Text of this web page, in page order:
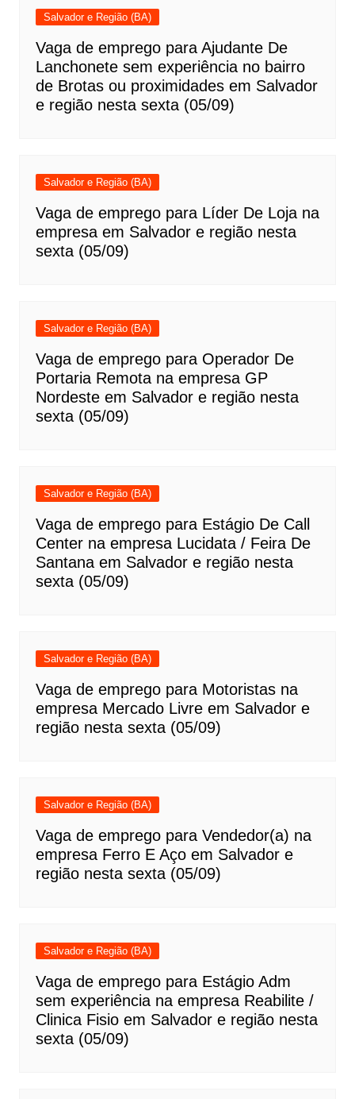
Salvador e Região (BA)
Vaga de emprego para Ajudante De
Lanchonete sem experiência no bairro
de Brotas ou proximidades em Salvador
e região nesta sexta (05/09)
Salvador e Região (BA)
Vaga de emprego para Líder De Loja na
empresa em Salvador e região nesta
sexta (05/09)
Salvador e Região (BA)
Vaga de emprego para Operador De
Portaria Remota na empresa GP
Nordeste em Salvador e região nesta
sexta (05/09)
Salvador e Região (BA)
Vaga de emprego para Estágio De Call
Center na empresa Lucidata / Feira De
Santana em Salvador e região nesta
sexta (05/09)
Salvador e Região (BA)
Vaga de emprego para Motoristas na
empresa Mercado Livre em Salvador e
região nesta sexta (05/09)
Salvador e Região (BA)
Vaga de emprego para Vendedor(a) na
empresa Ferro E Aço em Salvador e
região nesta sexta (05/09)
Salvador e Região (BA)
Vaga de emprego para Estágio Adm
sem experiência na empresa Reabilite /
Clinica Fisio em Salvador e região nesta
sexta (05/09)